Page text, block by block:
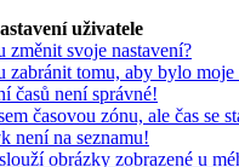
uživatele
změnit svoje nastavení?
zabránit tomu, aby bylo
časů není správné!
časovou zónu, ale čas se
není na seznamu!
obrázky zobrazené u